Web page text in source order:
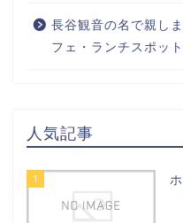
長谷観音の名で親し
フェ・ランチスポッ
人気記事
1